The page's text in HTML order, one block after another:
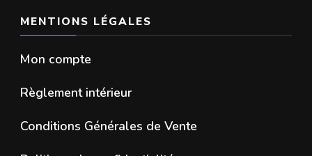
MENTIONS LÉGALES
Mon compte
Règlement intérieur
Conditions Générales de Vente